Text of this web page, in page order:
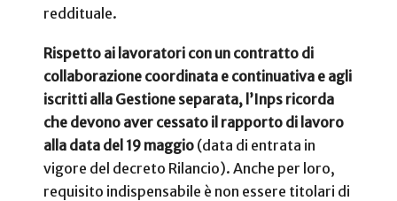
reddituale.
Rispetto ai lavoratori con un contratto di
collaborazione coordinata e continuativa e agli
iscritti alla Gestione separata, l’Inps ricorda
che devono aver cessato il rapporto di lavoro
alla data del 19 maggio (data di entrata in
vigore del decreto Rilancio). Anche per loro,
requisito indispensabile è non essere titolari di